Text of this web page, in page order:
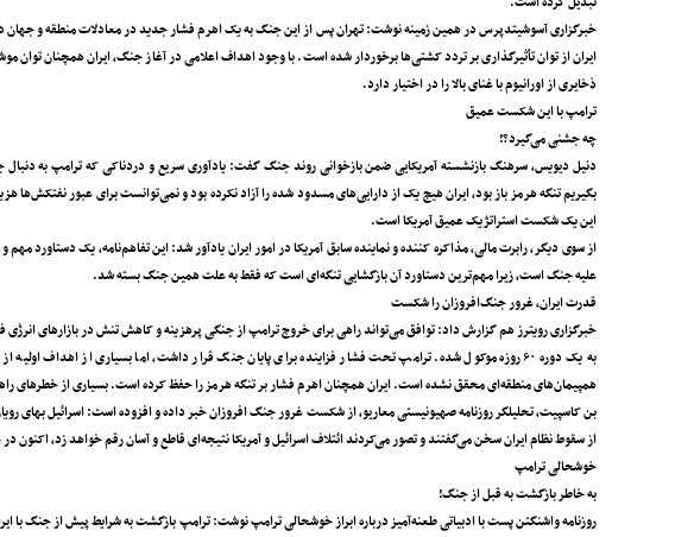
خبرگزاری آسوشیتدپرس در همین زمینه نوشت: تهران پس از این جنگ به یک اهرم فشار جدید در معادلات منطقه‌ و جهان
ایران از توان تأثیرگذاری بر تردد کشتی‌ها برخوردار شده است. با وجود اهداف اعلامی ‌در آغاز جنگ، ایران همچنان
ذخایری از اورانیوم با غنای بالا را در اختیار دارد.
ترامپ با این شکست عمیق
چه جشنی می‌گیرد؟!
دنیل دیویس، سرهنگ بازنشسته آمریکایی ضمن بازخوانی روند جنگ گفت: یادآوری سریع و دردناکی که ترامپ به
این یک شکست استراتژیک عمیق آمریکا است.
از سوی دیگر، رابرت مالی، مذاکره کننده و نماینده سابق آمریکا در امور ایران یادآور شد: این تفاهم‌نامه، یک دستاورد
علیه جنگ است، زیرا مهم‌ترین دستاورد آن بازگشایی تنگه‌ای است که فقط به علت همین جنگ بسته شد.
قدرت ایران، غرور جنگ‌افروزان را شکست
خبرگزاری رویترز هم گزارش داد: توافق می‌تواند راهی برای خروج ترامپ از جنگی پرهزینه و کاهش تنش در بازارهای انرژی
به یک دوره ۶۰ روزه موکول شده. ترامپ تحت فشار فزاینده برای پایان جنگ قرار داشت، اما بسیاری از اهداف
همپیمان‌های منطقه‌ای محقق نشده است. ایران همچنان اهرم فشار بر تنگه هرمز را حفظ کرده است. بسیاری از خطرهای
بن کاسپیت، تحلیلگر روزنامه صهیونیستی معاریو، از شکست غرور جنگ افروزان خبر داده و افزوده است: اسرائیل بهای
از سقوط نظام ایران سخن می‌گفتند و تصور می‌کردند ائتلاف اسرائیل و آمریکا نتیجه‌ای قاطع و آسان رقم خواهد زد،
خوشحالی ترامپ
به خاطر بازگشت به قبل از جنگ!
روزنامه واشنگتن پست با ادبیاتی طعنه‌آمیز درباره ابراز خوشحالی ترامپ نوشت: ترامپ بازگشت به شرایط پیش از جنگ با